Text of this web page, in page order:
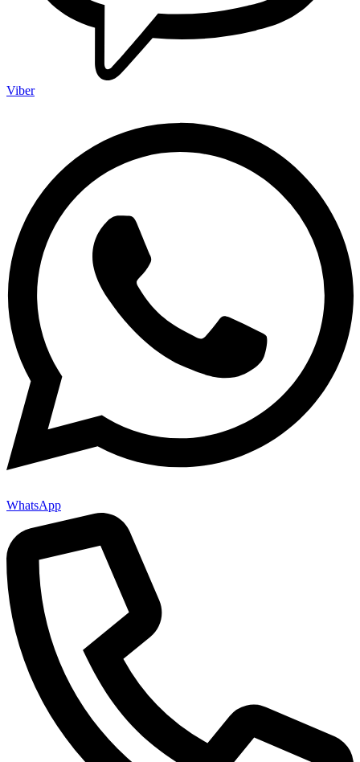
Viber
WhatsApp